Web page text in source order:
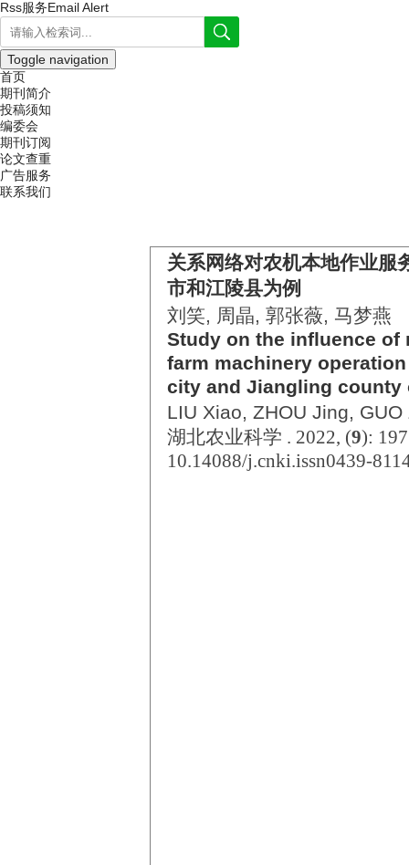
Rss服务Email Alert
Toggle navigation
首页
期刊简介
投稿须知
编委会
期刊订阅
论文查重
广告服务
联系我们
关系网络对农机本地作业
市和江陵县为例
刘笑, 周晶, 郭张薇, 马梦燕
Study on the influence
farm machinery
city and Jiangling county
LIU Xiao, ZHOU Jing,
湖北农业科学 . 2022, (9):
10.14088/j.cnki.issn0439-